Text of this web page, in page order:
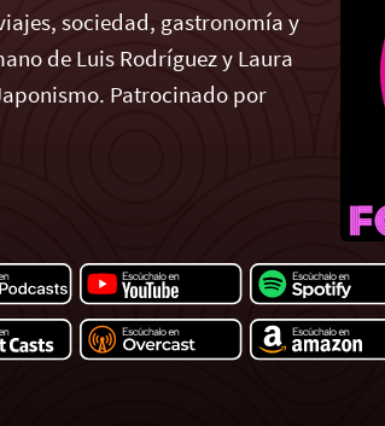
sociedad, gastronomía y
de Luis Rodríguez y Laura
Patrocinado por